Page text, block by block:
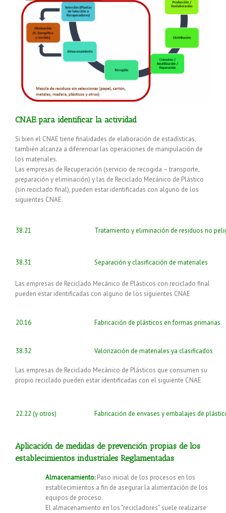
CNAE para identificar la actividad
Si bien el CNAE tiene finalidades de elaboración de estadísticas,
también alcanza a diferenciar las operaciones de manipulación de
los materiales.
Las empresas de Recuperación (servicio de recogida – transporte,
preparación y eliminación) y las de Reciclado Mecánico de Plástico
(sin reciclado final), pueden estar identificadas con alguno de los
siguientes CNAE.
38.21 Tratamiento y eliminación de residuos no
38.31 Separación y clasificación de materiales
Las empresas de Reciclado Mecánico de Plásticos con reciclado final
pueden estar identificadas con alguno de los siguientes CNAE
20.16 Fabricación de plásticos en formas primarias
38.32 Valorización de materiales ya clasificados
Las empresas de Reciclado Mecánico de Plásticos que consumen su
propio reciclado pueden estar identificadas con el siguiente CNAE
22.22 (y otros) Fabricación de envases y embalajes de
Aplicación de medidas de prevención propias de los
establecimientos industriales Reglamentadas
Almacenamiento:Paso inicial de los procesos en los
establecimientos a fin de asegurar la alimentación de los
equipos de proceso.
El almacenamiento en los “recicladores” suele realizarse